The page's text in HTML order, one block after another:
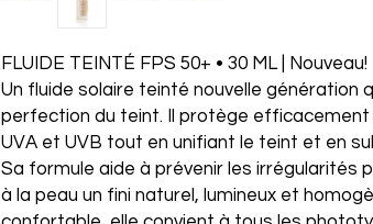
FLUIDE TEINTÉ FPS 50+ • 30 ML | Nouveau!
Un fluide solaire teinté nouvelle génération
perfection du teint. Il protège efficacement
UVA et UVB tout en unifiant le teint et en
Sa formule aide à prévenir les irrégularités
à la peau un fini naturel, lumineux et